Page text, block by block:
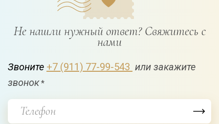
Не нашли нужный ответ? Свяжитесь с
нами
Звоните +7 (911) 77-99-543 или закажите
звонок*